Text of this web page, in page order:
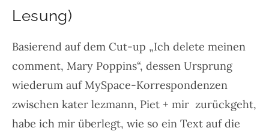
Lesung)
Basierend auf dem Cut-up „Ich delete meinen
comment, Mary Poppins“, dessen Ursprung
wiederum auf MySpace-Korrespondenzen
zwischen kater lezmann, Piet + mir zurückgeht,
habe ich mir überlegt, wie so ein Text auf die